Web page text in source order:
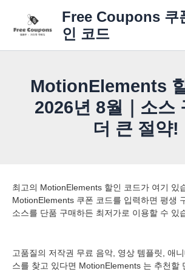
Free Coupons 쿠
인 코드
MotionElements
2026년 8월｜소스
더 큰 절약!
최고의 MotionElements 할인 코드가 여기 있
MotionElements 쿠폰 코드를 입력하면 평생
소스를 단품 구매하든 최저가로 이용할 수 있
고품질의 저작권 무료 음악, 영상 템플릿, 애
스를 찾고 있다면 MotionElements 는 추천할